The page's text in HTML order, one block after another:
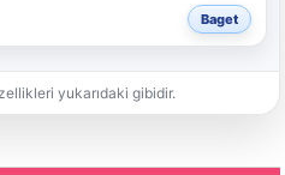
Baget
yukarıdaki gibidir.